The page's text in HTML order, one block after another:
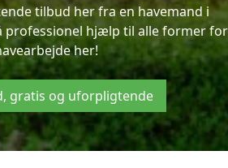
tilbud her fra en havemand i
professionel hjælp til alle former for
her!
gratis og uforpligtende